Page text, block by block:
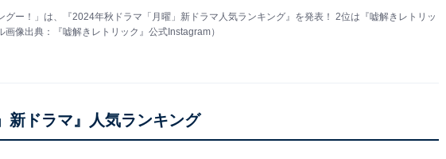
ー！」は、『2024年秋ドラマ「月曜」新ドラマ人気ランキング』を発表！ 2位は『嘘解きレトリッ
像出典：『嘘解きレトリック』公式Instagram）
新ドラマ』人気ランキング